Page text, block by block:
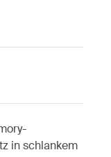
GraphitDark Blue
in schlankem